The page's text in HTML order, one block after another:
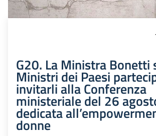
G20. La Ministra Bonetti
Ministri dei Paesi
invitarli alla Conferenza
ministeriale del 26
dedicata
donne